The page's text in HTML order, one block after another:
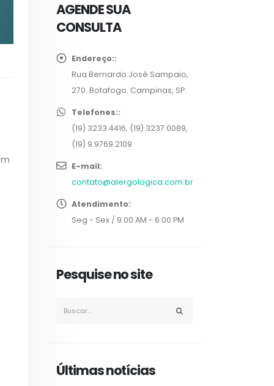
AGENDE SUA
CONSULTA
Endereço::
Rua Bernardo José Sampaio,
270. Botafogo. Campinas, SP.
Telefones::
(19) 3233.4416, (19) 3237.0089,
(19) 9.9769.2109
E-mail:
contato@alergologica.com.br
Atendimento:
Seg - Sex / 9:00 AM - 6:00 PM
Pesquise no site
Últimas notícias